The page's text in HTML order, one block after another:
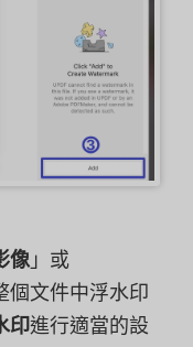
像 」或
個文件中浮水印
印進行適當的設